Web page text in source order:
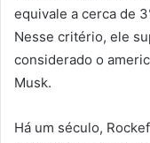
equivale a cerca de
Nesse critério, ele
considerado o
Musk.
Há um século,